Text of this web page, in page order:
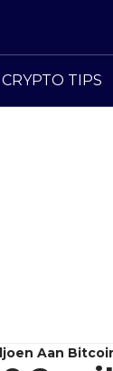
CRYPTO TIPS
Aan